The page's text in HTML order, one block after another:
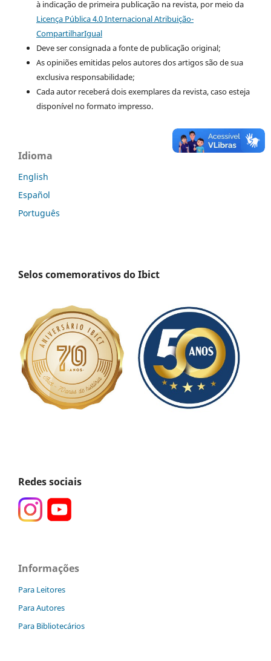
à indicação de primeira publicação na revista, por meio da
Licença Pública 4.0 Internacional Atribuição-
CompartilharIgual
Deve ser consignada a fonte de publicação original;
As opiniões emitidas pelos autores dos artigos são de sua
exclusiva responsabilidade;
Cada autor receberá dois exemplares da revista, caso esteja
disponível no formato impresso.
Idioma
English
Español
Português
Selos comemorativos do Ibict
Redes sociais
Informações
Para Leitores
Para Autores
Para Bibliotecários